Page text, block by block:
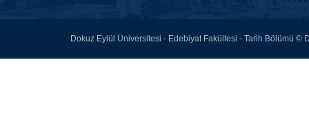
Dokuz Eylül Üniversitesi - Edebiyat Fakültesi - Tarih Bölümü ©